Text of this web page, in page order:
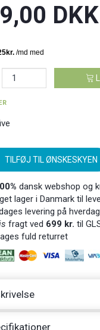
DKK
TILFØJ TIL ØNSKESKYEN
dansk webshop og
lager i Danmark til
levering på
fragt ved 699 kr. til
fuld returret